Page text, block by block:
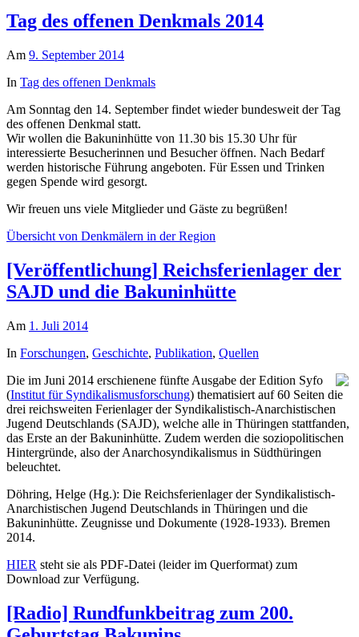
Tag des offenen Denkmals 2014
Am 9. September 2014
In Tag des offenen Denkmals
Am Sonntag den 14. September findet wieder bundesweit der Tag
des offenen Denkmal statt.
Wir wollen die Bakuninhütte von 11.30 bis 15.30 Uhr für
interessierte Besucherinnen und Besucher öffnen. Nach Bedarf
werden historische Führung angeboten. Für Essen und Trinken
gegen Spende wird gesorgt.
Wir freuen uns viele Mitglieder und Gäste zu begrüßen!
Übersicht von Denkmälern in der Region
[Veröffentlichung] Reichsferienlager der
SAJD und die Bakuninhütte
Am 1. Juli 2014
In Forschungen, Geschichte, Publikation, Quellen
Die im Juni 2014 erschienene fünfte Ausgabe der Edition Syfo
(Institut für Syndikalismusforschung) thematisiert auf 60 Seiten die
drei reichsweiten Ferienlager der Syndikalistisch-Anarchistischen
Jugend Deutschlands (SAJD), welche alle in Thüringen stattfanden,
das Erste an der Bakuninhütte. Zudem werden die soziopolitischen
Hintergründe, also der Anarchosyndikalismus in Südthüringen
beleuchtet.
Döhring, Helge (Hg.): Die Reichsferienlager der Syndikalistisch-
Anarchistischen Jugend Deutschlands in Thüringen und die
Bakuninhütte. Zeugnisse und Dokumente (1928-1933). Bremen
2014.
HIER steht sie als PDF-Datei (leider im Querformat) zum
Download zur Verfügung.
[Radio] Rundfunkbeitrag zum 200.